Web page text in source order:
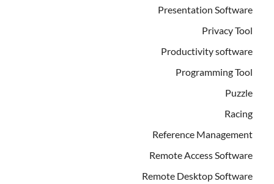
Presentation Software
Privacy Tool
Productivity software
Programming Tool
Puzzle
Racing
Reference Management
Remote Access Software
Remote Desktop Software